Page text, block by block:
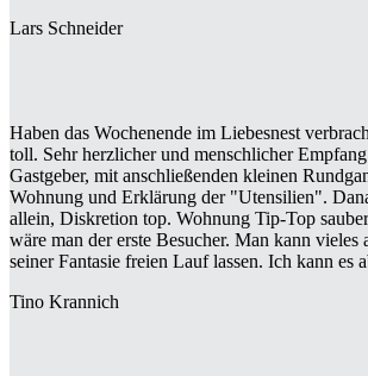
Lars Schneider
Haben das Wochenende im Liebesnest
toll. Sehr herzlicher und menschlicher
Gastgeber, mit anschließenden kleinen
Wohnung und Erklärung der "Utensilien".
allein, Diskretion top. Wohnung Tip-Top
wäre man der erste Besucher. Man kann vieles
seiner Fantasie freien Lauf lassen. Ich kann es
Tino Krannich